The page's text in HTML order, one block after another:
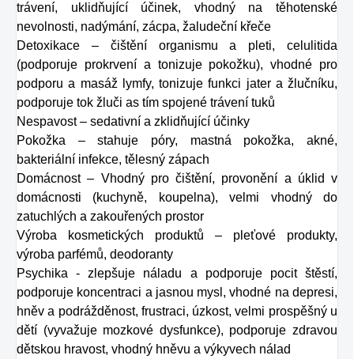
trávení, uklidňující účinek, vhodný na těhotenské
nevolnosti, nadýmání, zácpa, žaludeční křeče
Detoxikace – čištění organismu a pleti, celulitida
(podporuje prokrvení a tonizuje pokožku), vhodné pro
podporu a masáž lymfy, tonizuje funkci jater a žlučníku,
podporuje tok žluči as tím spojené trávení tuků
Nespavost – sedativní a zklidňující účinky
Pokožka – stahuje póry, mastná pokožka, akné,
bakteriální infekce, tělesný zápach
Domácnost – Vhodný pro čištění, provonění a úklid v
domácnosti (kuchyně, koupelna), velmi vhodný do
zatuchlých a zakouřených prostor
Výroba kosmetických produktů – pleťové produkty,
výroba parfémů, deodoranty
Psychika - zlepšuje náladu a podporuje pocit štěstí,
podporuje koncentraci a jasnou mysl, vhodné na depresi,
hněv a podrážděnost, frustraci, úzkost, velmi prospěšný u
dětí (vyvažuje mozkové dysfunkce), podporuje zdravou
dětskou hravost, vhodný hněvu a výkyvech nálad